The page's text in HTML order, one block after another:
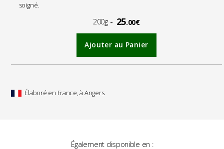
soigné.
200g 25.00€
Ajouter au Panier
Élaboré en France, à Angers.
Également disponible en :